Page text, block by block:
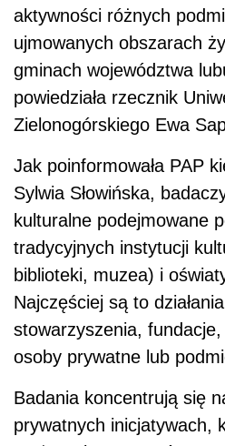
aktywności różnych
ujmowanych obszarach
gminach województwa
powiedziała rzecznik
Zielonogórskiego Ewa
Jak poinformowała PAP
Sylwia Słowińska,
kulturalne podejmowane
tradycyjnych instytucji
biblioteki, muzea) i
Najczęściej są to
stowarzyszenia,
osoby prywatne lub
Badania koncentrują się
prywatnych inicjatywach,